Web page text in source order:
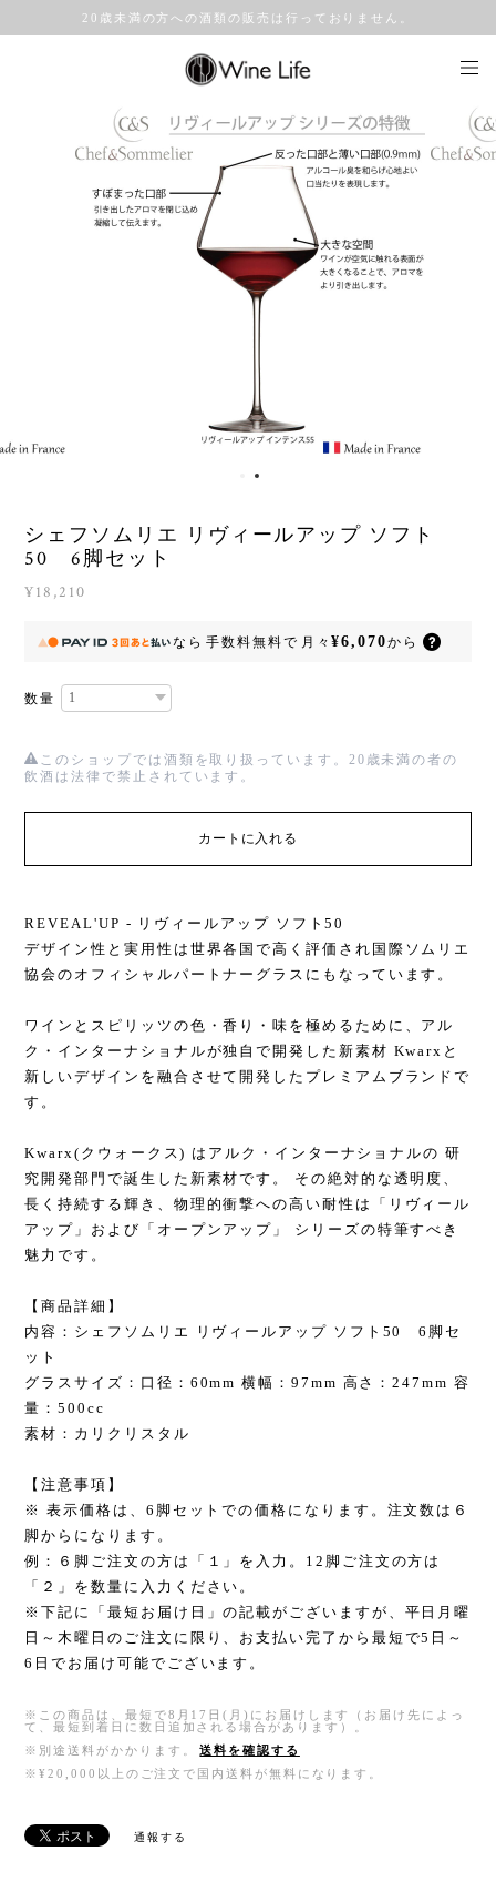
20歳未満の方への酒類の販売は行っておりません。
シェフソムリエ リヴィールアップ ソフト
50 6脚セット
¥18,210
なら 手数料無料で 月々¥6,070から
数量
このショップでは酒類を取り扱っています。20歳未満の者の
飲酒は法律で禁止されています。
カートに入れる
REVEAL'UP - リヴィールアップ ソフト50
デザイン性と実用性は世界各国で高く評価され国際ソムリエ
協会のオフィシャルパートナーグラスにもなっています。
ワインとスピリッツの色・香り・味を極めるために、アル
ク・インターナショナルが独自で開発した新素材 Kwarxと
新しいデザインを融合させて開発したプレミアムブランドで
す。
Kwarx(クウォークス) はアルク・インターナショナルの 研
究開発部門で誕生した新素材です。 その絶対的な透明度、
長く持続する輝き、物理的衝撃への高い耐性は「リヴィール
アップ」および「オープンアップ」 シリーズの特筆すべき
魅力です。
【商品詳細】
内容：シェフソムリエ リヴィールアップ ソフト50 6脚セ
ット
グラスサイズ：口径：60mm 横幅：97mm 高さ：247mm 容
量：500cc
素材：カリクリスタル
【注意事項】
※ 表示価格は、6脚セットでの価格になります。注文数は６
脚からになります。
例：６脚ご注文の方は「１」を入力。12脚ご注文の方は
「２」を数量に入力ください。
※下記に「最短お届け日」の記載がございますが、平日月曜
日～木曜日のご注文に限り、お支払い完了から最短で5日～
6日でお届け可能でございます。
※この商品は、最短で8月17日(月)にお届けします（お届け先によっ
て、最短到着日に数日追加される場合があります）。
※別途送料がかかります。
送料を確認する
※¥20,000以上のご注文で国内送料が無料になります。
通報する